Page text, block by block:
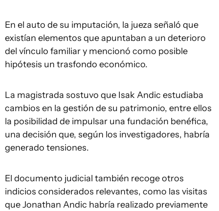
En el auto de su imputación, la jueza señaló que
existían elementos que apuntaban a un deterioro
del vínculo familiar y mencionó como posible
hipótesis un trasfondo económico.
La magistrada sostuvo que Isak Andic estudiaba
cambios en la gestión de su patrimonio, entre ellos
la posibilidad de impulsar una fundación benéfica,
una decisión que, según los investigadores, habría
generado tensiones.
El documento judicial también recoge otros
indicios considerados relevantes, como las visitas
que Jonathan Andic habría realizado previamente